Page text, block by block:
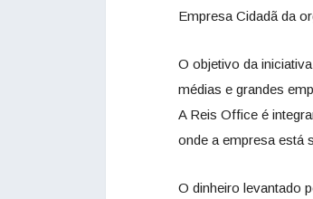
Empresa Cidadã da
O objetivo da
médias e grandes
A Reis Office é
onde a empresa está
O dinheiro levantado